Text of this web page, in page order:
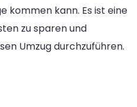
kommen kann. Es ist eine
zu sparen und
Umzug durchzuführen.